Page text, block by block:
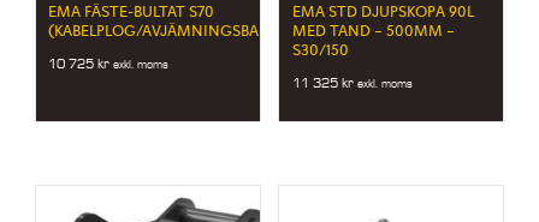
EMA FÄSTE-BULTAT S70
(KABELPLOG/AVJÄMNINGSBALK)
10 725kr exkl. moms
EMA STD DJUPSKOPA 90L
MED TAND – 500MM –
S30/150
11 325 kr exkl. moms